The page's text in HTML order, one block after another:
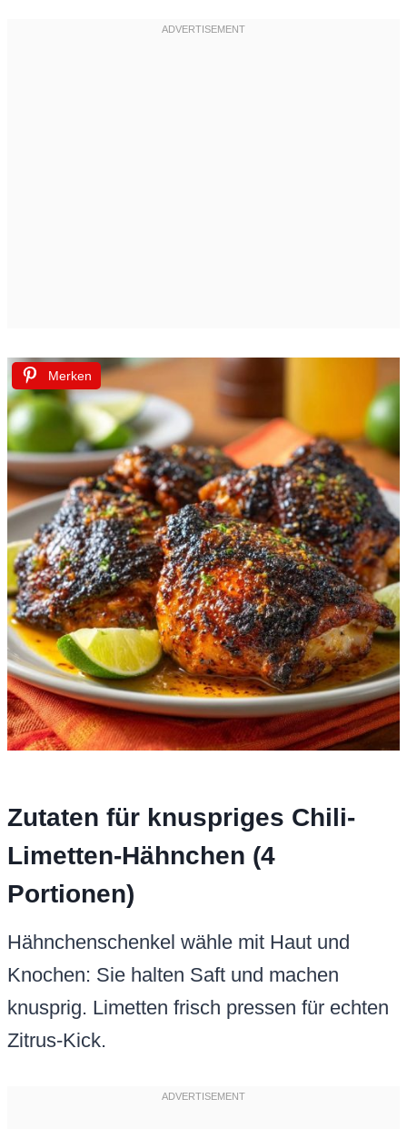
Merken
Zutaten für knuspriges Chili-
Limetten-Hähnchen (4
Portionen)
Hähnchenschenkel wähle mit Haut und
Knochen: Sie halten Saft und machen
knusprig. Limetten frisch pressen für echten
Zitrus-Kick.